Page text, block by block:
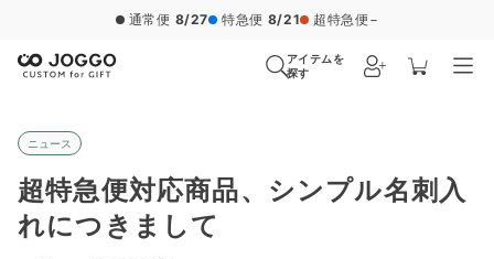
通常便 8/27 特急便 8/21 超特急便 −
アイテムを
探す
ニュース
超特急便対応商品、シンプル名刺入
れにつきまして